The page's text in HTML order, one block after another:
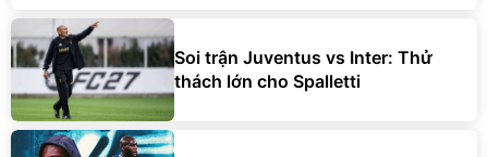
Soi trận Juventus vs Inter: Thử
thách lớn cho Spalletti